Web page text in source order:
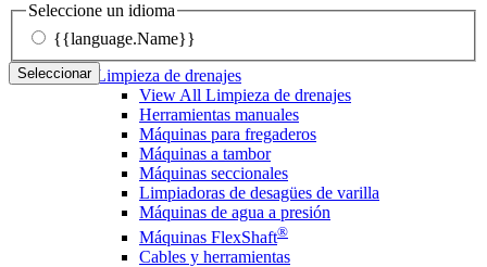
Seleccione un idioma
{{language.Name}}
Seleccionar Limpieza de drenajes
View All Limpieza de drenajes
Herramientas manuales
Máquinas para fregaderos
Máquinas a tambor
Máquinas seccionales
Limpiadoras de desagües de varilla
Máquinas de agua a presión
Máquinas FlexShaft®
Cables y herramientas